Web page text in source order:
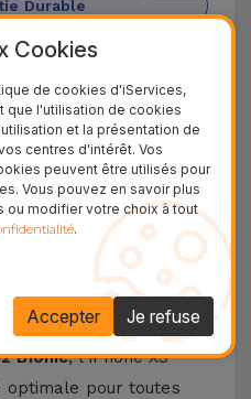
Durable
XS Max
, le modèle haut de
Doté d'unécran OLED
, il est idéal pour
leurs contenus
vives et une clarté
Bionic, l'iPhone XS
optimale pour toutes
Cookies
de cookies d'iServices,
que l'utilisation de cookies
et la présentation de
centres d'intérêt. Vos
peuvent être utilisés pour
Vous pouvez en savoir plus
ou modifier votre choix à tout
.
Je refuse
Accepter